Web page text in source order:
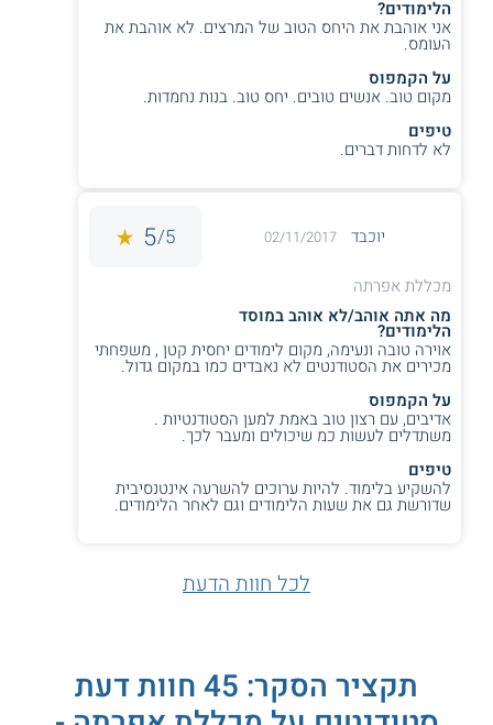
הלימודים?
אני אוהבת את היחס הטוב של המרצים. לא אוהבת את
העומס.
על הקמפוס
מקום טוב. אנשים טובים. יחס טוב. בנות נחמדות.
טיפים
לא לדחות דברים.
יוכבד 02/11/2017
5/
5
מכללת אפרתה
מה אתה אוהב/לא אוהב במוסד
הלימודים?
אוירה טובה ונעימה, מקום לימודים יחסית קטן , משפחתי
מכירים את הסטודנטים לא נאבדים כמו במקום גדול.
על הקמפוס
אדיבים, עם רצון טוב באמת למען הסטודנטיות .
משתדלים לעשות כמ שיכולים ומעבר לכך.
טיפים
להשקיע בלימוד. להיות ערוכים להשרעה אינטנסיבית
שדורשת גם את שעות הלימודים וגם לאחר הלימודים.
לכל חוות הדעת
תקציר הסקר: 45 חוות דעת